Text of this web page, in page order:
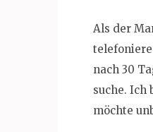
Als der
nach 30
suche. Ich
möchte